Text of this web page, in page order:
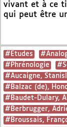
vivant et à ce
qui peut être
#Etudes
#Phrénologie
#Aucaigne,
#Balzac (de),
#Baudet-Dulary,
#Berbrugger,
#Broussais,